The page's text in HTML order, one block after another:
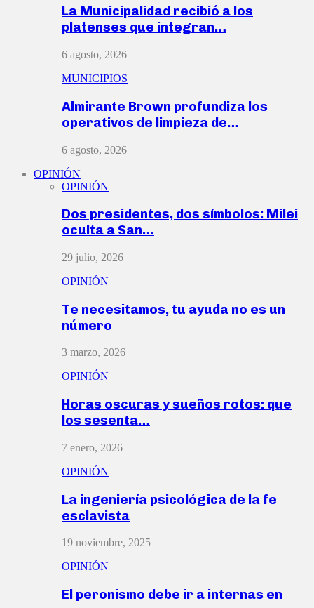
La Municipalidad recibió a los
platenses que integran…
6 agosto, 2026
MUNICIPIOS
Almirante Brown profundiza los
operativos de limpieza de…
6 agosto, 2026
OPINIÓN
OPINIÓN
Dos presidentes, dos símbolos: Milei
oculta a San…
29 julio, 2026
OPINIÓN
Te necesitamos, tu ayuda no es un
número
3 marzo, 2026
OPINIÓN
Horas oscuras y sueños rotos: que
los sesenta…
7 enero, 2026
OPINIÓN
La ingeniería psicológica de la fe
esclavista
19 noviembre, 2025
OPINIÓN
El peronismo debe ir a internas en